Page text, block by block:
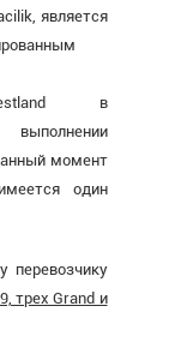
является
в
момент
один
перевозчику
трех Grand и